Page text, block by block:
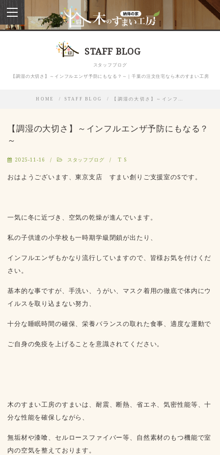
toggle
navigation
STAFF BLOG
スタッフブログ
【調湿の大切さ】～インフルエンザ予防にもなる？～｜千葉の注文住宅なら木のすまい工房
HOME STAFF BLOG 【調湿の大切さ】～インフ…
【調湿の大切さ】～インフルエンザ予防にもなる？
～
2025-11-16 スタッフブログ T S
おはようございます、東京支店 すまい創りご支援室のSです。
一気に冬に近づき、空気の乾燥が進んでいます。
私の子供達の小学校も一時期学級閉鎖が出たり、
インフルエンザもかなり流行していますので、皆様お気を付けくだ
さい。
基本的な事ですが、手洗い、うがい、マスク着用の徹底で体内にウ
イルスを取り込まない努力、
十分な睡眠時間の確保、栄養バランスの取れた食事、適度な運動で
ご自身の免疫を上げることを意識されてください。
木のすまい工房のすまいは、耐震、断熱、省エネ、気密性能等、十
分な性能を確保しながら、
無垢材や漆喰、セルロースファイバー等、自然素材のもつ機能で室
内の空気を整えております。